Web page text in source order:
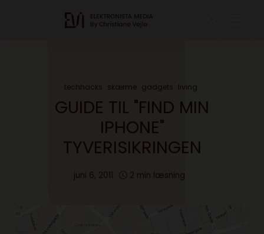
techhacks skærme gadgets living
GUIDE TIL "FIND MIN
IPHONE"
TYVERISIKRINGEN
juni 6, 2011 2 min læsning